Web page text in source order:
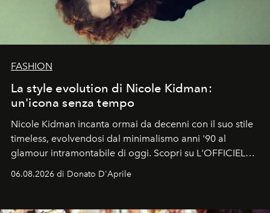
FASHION
La style evolution di Nicole Kidman:
un'icona senza tempo
Nicole Kidman incanta ormai da decenni con il suo stile
timeless, evolvendosi dal minimalismo anni '90 al
glamour intramontabile di oggi. Scopri su L'OFFICIEL
06.08.2026 di Donato D'Aprile